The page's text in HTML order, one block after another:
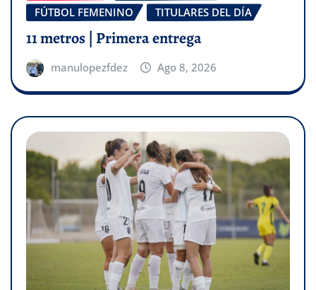
FÚTBOL FEMENINO
TITULARES DEL DÍA
11 metros | Primera entrega
manulopezfdez Ago 8, 2026